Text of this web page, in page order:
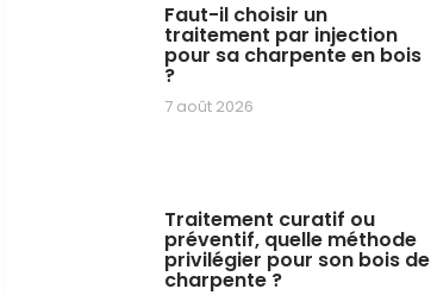
Faut-il choisir un
traitement par injection
pour sa charpente en bois
?
7 août 2026
Traitement curatif ou
préventif, quelle méthode
privilégier pour son bois de
charpente ?